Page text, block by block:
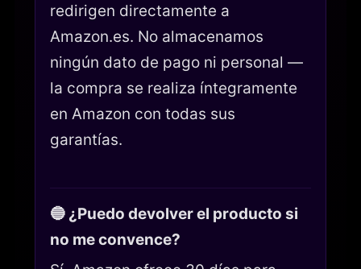
redirigen directamente a
Amazon.es. No almacenamos
ningún dato de pago ni personal —
la compra se realiza íntegramente
en Amazon con todas sus
garantías.
🔵 ¿Puedo devolver el producto si
no me convence?